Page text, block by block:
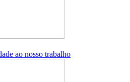
ao nosso trabalho